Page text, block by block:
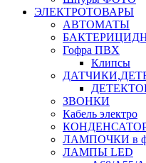
ЭЛЕКТРОТОВАРЫ
АВТОМАТЫ
Гофра ПВХ
Клипсы
ЗВОНКИ
Кабель электро
ЛАМПОЧКИ в
ЛАМПЫ LED